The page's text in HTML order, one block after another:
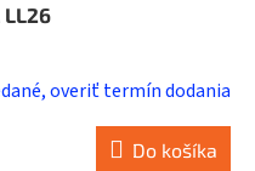
LL26
overiť termín dodania
Do košíka